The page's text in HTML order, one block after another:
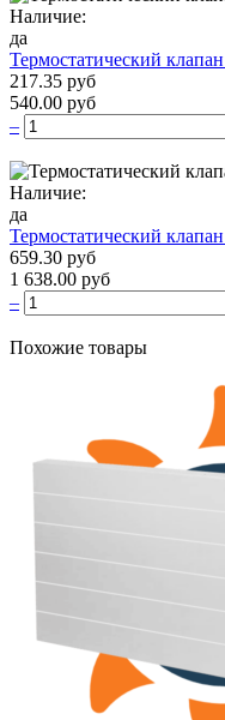
Наличие:
да
Термостатический
217.35 руб
540.00 руб
–
Наличие:
да
Термостатический
659.30 руб
1 638.00 руб
–
Похожие товары